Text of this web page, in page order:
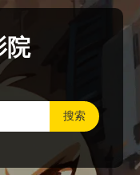
院
搜索